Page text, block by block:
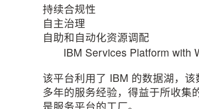
持续合规性
自主治理
自助和自动化资源调配
IBM Services Platform with
该平台利用了 IBM 的数据湖，
多年的服务经验，得益于所收集
是服务平台的工厂。